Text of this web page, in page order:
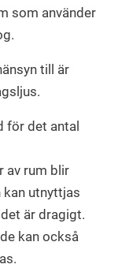
som använder
till är
för det antal
av rum blir
kan utnyttjas
är dragigt.
kan också